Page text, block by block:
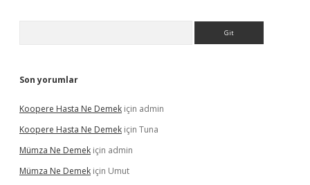
Son yorumlar
Koopere Hasta Ne Demek için admin
Koopere Hasta Ne Demek için Tuna
Mümza Ne Demek için admin
Mümza Ne Demek için Umut